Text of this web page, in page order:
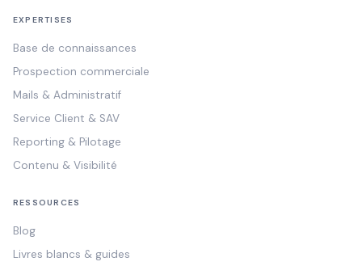
EXPERTISES
Base de connaissances
Prospection commerciale
Mails & Administratif
Service Client & SAV
Reporting & Pilotage
Contenu & Visibilité
RESSOURCES
Blog
Livres blancs & guides